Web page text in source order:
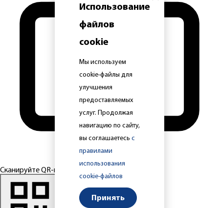
Использование
файлов
cookie
Мы используем
cookie-файлы для
улучшения
предоставляемых
услуг. Продолжая
навигацию по сайту,
вы соглашаетесь с
правилами
использования
cookie-файлов
Принять
Сканируйте QR-код